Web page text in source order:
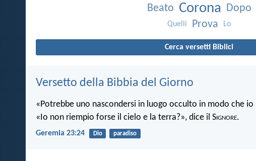
Beato Corona Dopo
Quelli Prova Lo
Cerca versetti Biblici
Versetto della Bibbia del Giorno
«Potrebbe uno nascondersi in luogo occulto in modo che io
«Io non riempio forse il cielo e la terra?», dice il Signore.
Geremia 23:24 Dio paradiso